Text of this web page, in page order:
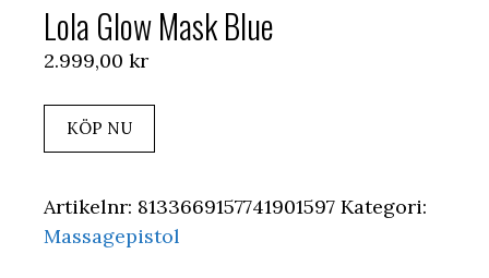
Lola Glow Mask Blue
2.999,00 kr
KÖP NU
Artikelnr: 8133669157741901597 Kategori:
Massagepistol